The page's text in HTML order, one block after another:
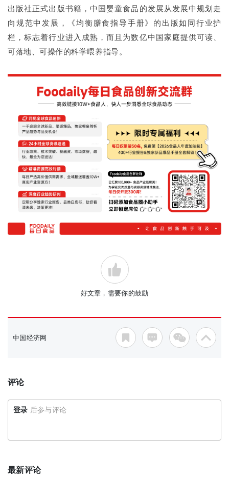
出版社正式出版书籍，中国婴童食品的发展从发展中规划走
向规范中发展，《均衡膳食指导手册》的出版如同行业护
栏，标志着行业进入成熟，而且为数亿中国家庭提供可读、
可落地、可操作的科学喂养指导。
好文章，需要你的鼓励
中国经济网
评论
登录 后参与评论
最新评论